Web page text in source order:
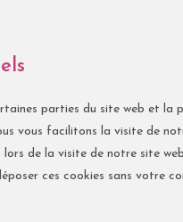
parties du site web et la
vous facilitons la visite de
de la visite de notre site
ces cookies sans votre